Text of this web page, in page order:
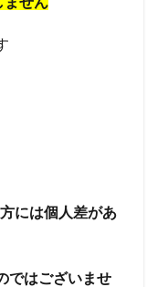
には個人差があ
ではございませ